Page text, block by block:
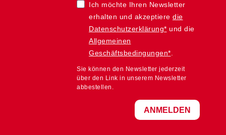
Ich möchte Ihren Newsletter
erhalten und akzeptiere die
Datenschutzerklärung* und die
Allgemeinen
Geschäftsbedingungen*.
Sie können den Newsletter jederzeit
über den Link in unserem Newsletter
abbestellen.
ANMELDEN